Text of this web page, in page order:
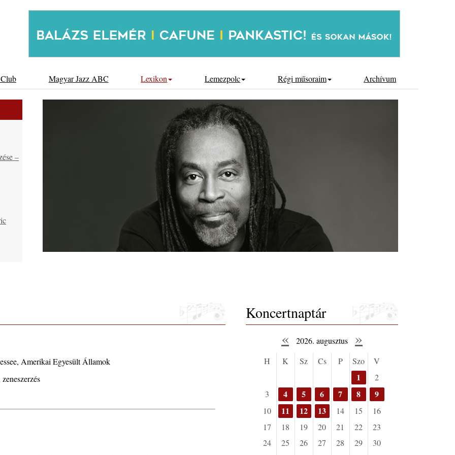
Magyar Jazz ABC Lexikon Lemezpolc Régi műsoraim Archívum
–
40
Amerikai Egyesült Államok
Koncertnaptár
« 2026. augusztus »
H K Sz Cs P Szo V
1
2
3
4 5 6 7 8 9
10 11 12 13 14 15
16
17
18 19 20 21 22
23
24
25 26 27 28 29
30